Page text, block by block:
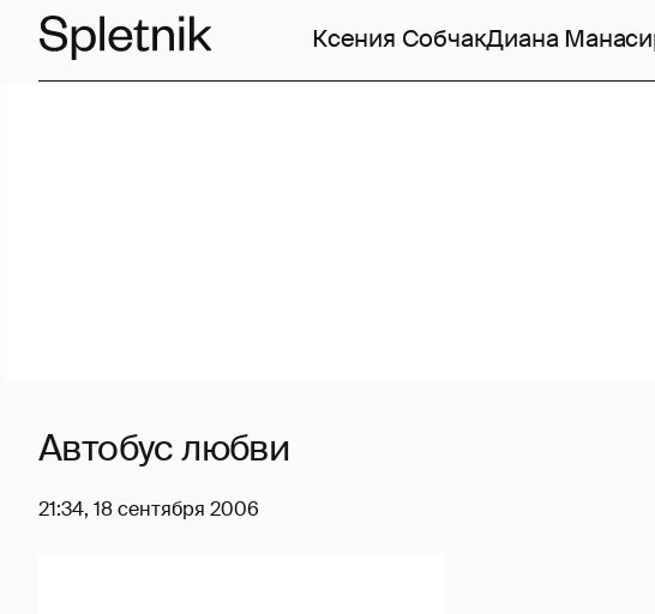
Ксения СобчакДиана
Автобус любви
21:34, 18 сентября 2006